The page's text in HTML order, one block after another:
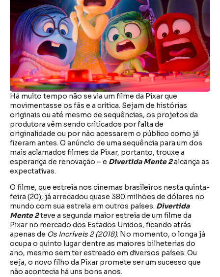
Há muito tempo não se via um filme da Pixar que
movimentasse os fãs e a crítica. Sejam de histórias
originais ou até mesmo de sequências, os projetos da
produtora vêm sendo criticados por falta de
originalidade ou por não acessarem o público como já
fizeram antes. O anúncio de uma sequência para um dos
mais aclamados filmes da Pixar, portanto, trouxe a
esperança de renovação – e Divertida Mente 2alcança as
expectativas.
O filme, que estreia nos cinemas brasileiros nesta quinta-
feira (20), já arrecadou quase 380 milhões de dólares no
mundo com sua estreia em outros países. Divertida
Mente 2teve a segunda maior estreia de um filme da
Pixar no mercado dos Estados Unidos, ficando atrás
apenas de Os Incríveis 2 (2018). No momento, o longa já
ocupa o quinto lugar dentre as maiores bilheterias do
ano, mesmo sem ter estreado em diversos países. Ou
seja, o novo filho da Pixar promete ser um sucesso que
não acontecia há uns bons anos.